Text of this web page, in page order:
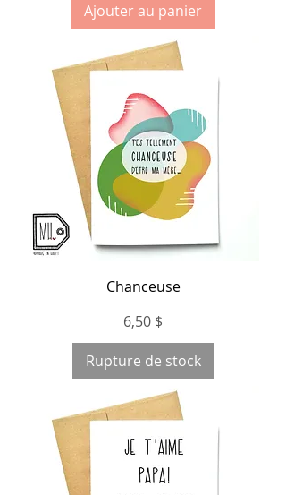
Ajouter au panier
Chanceuse
Prix
6,50 $
Rupture de stock